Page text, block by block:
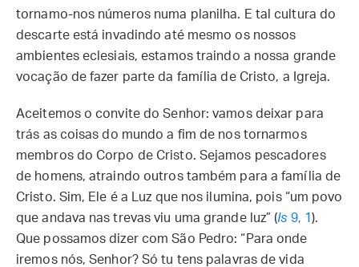
tornamo-nos números numa planilha. E tal cultura do
descarte está invadindo até mesmo os nossos
ambientes eclesiais, estamos traindo a nossa grande
vocação de fazer parte da família de Cristo, a Igreja.
Aceitemos o convite do Senhor: vamos deixar para
trás as coisas do mundo a fim de nos tornarmos
membros do Corpo de Cristo. Sejamos pescadores
de homens, atraindo outros também para a família de
Cristo. Sim, Ele é a Luz que nos ilumina, pois “um povo
que andava nas trevas viu uma grande luz” (Is 9, 1).
Que possamos dizer com São Pedro: “Para onde
iremos nós, Senhor? Só tu tens palavras de vida